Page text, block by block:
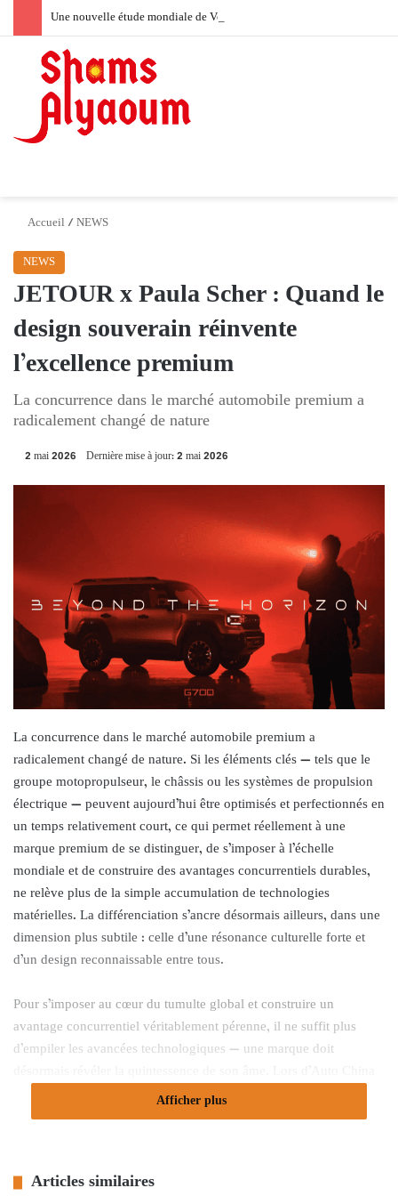
Accueil /NEWS
NEWS
JETOUR x Paula Scher : Quand le
design souverain réinvente
l’excellence premium
La concurrence dans le marché automobile premium a
radicalement changé de nature
2 mai 2026 Dernière mise à jour: 2 mai 2026
La concurrence dans le marché automobile premium a
radicalement changé de nature. Si les éléments clés — tels que le
groupe motopropulseur, le châssis ou les systèmes de propulsion
électrique — peuvent aujourd’hui être optimisés et perfectionnés en
un temps relativement court, ce qui permet réellement à une
marque premium de se distinguer, de s’imposer à l’échelle
mondiale et de construire des avantages concurrentiels durables,
ne relève plus de la simple accumulation de technologies
matérielles. La différenciation s’ancre désormais ailleurs, dans une
dimension plus subtile : celle d’une résonance culturelle forte et
d’un design reconnaissable entre tous.
Pour s’imposer au cœur du tumulte global et construire un
avantage concurrentiel véritablement pérenne, il ne suffit plus
d’empiler les avancées technologiques — une marque doit
2026, le G700 s’est affirmé comme une réponse forte à la
standardisation croissante du secteur. En s’alliant à Paula Scher,
style, elle engage une transformation stratégique en profondeur.
Afficher plus
Articles similaires